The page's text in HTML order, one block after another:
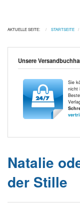
AKTUELLE SEITE: STARTSEITE
Unsere
Sie
nicht
Natalie
der Stille